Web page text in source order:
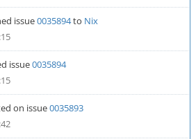
issue0035894to Nix
issue0035894
on issue0035893